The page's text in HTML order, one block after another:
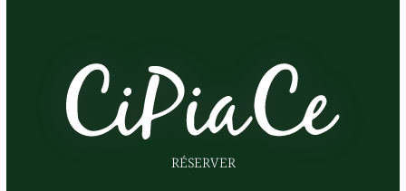
RÉSERVER